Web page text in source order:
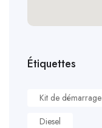
Étiquettes
Kit de démarrage
Diesel